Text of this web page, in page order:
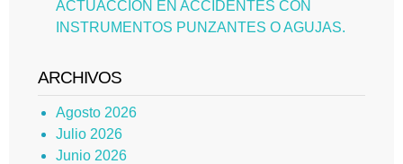
ACTUACCIÓN EN ACCIDENTES CON
INSTRUMENTOS PUNZANTES O AGUJAS.
ARCHIVOS
Agosto 2026
Julio 2026
Junio 2026